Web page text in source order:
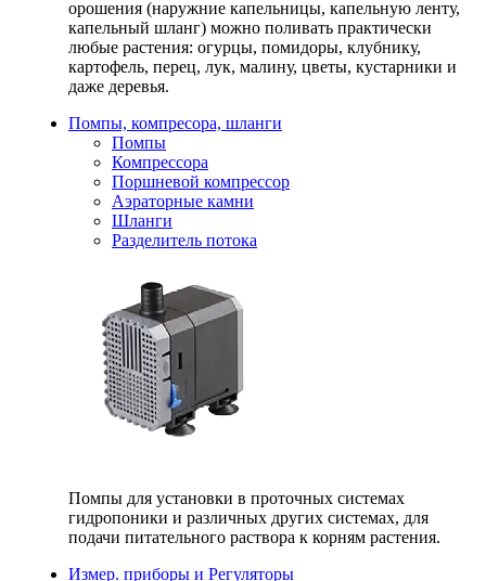
орошения (наружние капельницы, капельную ленту,
капельный шланг) можно поливать практически
любые растения: огурцы, помидоры, клубнику,
картофель, перец, лук, малину, цветы, кустарники и
даже деревья.
Помпы, компресора, шланги
Помпы
Компрессора
Поршневой компрессор
Аэраторные камни
Шланги
Разделитель потока
Помпы для установки в проточных системах
гидропоники и различных других системах, для
подачи питательного раствора к корням растения.
Измер. приборы и Регуляторы